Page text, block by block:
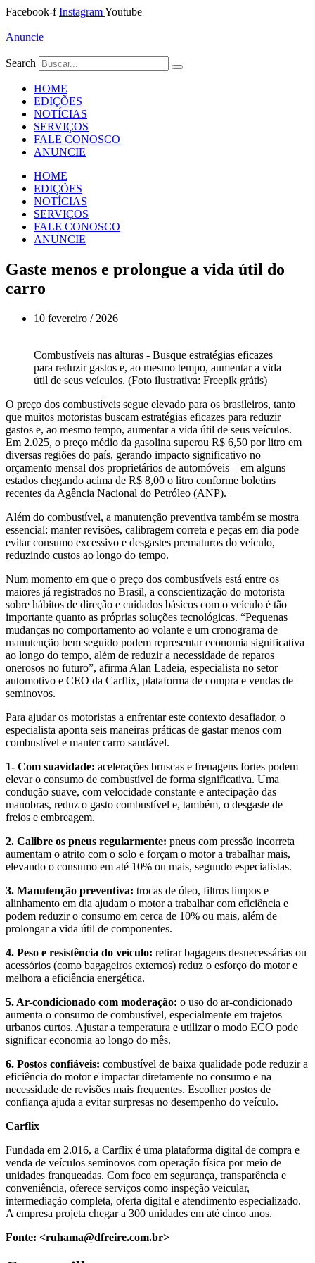
Ir
o
Facebook-f InstagramYoutube
Anuncie
Search
HOME
EDIÇÕES
NOTÍCIAS
SERVIÇOS
FALE CONOSCO
ANUNCIE
HOME
EDIÇÕES
NOTÍCIAS
SERVIÇOS
FALE CONOSCO
ANUNCIE
Gaste menos e prolongue a vida útil do
carro
10 fevereiro / 2026
Combustíveis nas alturas - Busque estratégias eficazes
para reduzir gastos e, ao mesmo tempo, aumentar a vida
útil de seus veículos. (Foto ilustrativa: Freepik grátis)
O preço dos combustíveis segue elevado para os brasileiros, tanto
que muitos motoristas buscam estratégias eficazes para reduzir
gastos e, ao mesmo tempo, aumentar a vida útil de seus veículos.
Em 2.025, o preço médio da gasolina superou R$ 6,50 por litro em
diversas regiões do país, gerando impacto significativo no
orçamento mensal dos proprietários de automóveis – em alguns
estados chegando acima de R$ 8,00 o litro conforme boletins
recentes da Agência Nacional do Petróleo (ANP).
Além do combustível, a manutenção preventiva também se mostra
essencial: manter revisões, calibragem correta e peças em dia pode
evitar consumo excessivo e desgastes prematuros do veículo,
reduzindo custos ao longo do tempo.
Num momento em que o preço dos combustíveis está entre os
maiores já registrados no Brasil, a conscientização do motorista
sobre hábitos de direção e cuidados básicos com o veículo é tão
importante quanto as próprias soluções tecnológicas. “Pequenas
mudanças no comportamento ao volante e um cronograma de
manutenção bem seguido podem representar economia significativa
ao longo do tempo, além de reduzir a necessidade de reparos
onerosos no futuro”, afirma Alan Ladeia, especialista no setor
automotivo e CEO da Carflix, plataforma de compra e vendas de
seminovos.
Para ajudar os motoristas a enfrentar este contexto desafiador, o
especialista aponta seis maneiras práticas de gastar menos com
combustível e manter carro saudável.
1- Com suavidade: acelerações bruscas e frenagens fortes podem
elevar o consumo de combustível de forma significativa. Uma
condução suave, com velocidade constante e antecipação das
manobras, reduz o gasto combustível e, também, o desgaste de
freios e embreagem.
2. Calibre os pneus regularmente: pneus com pressão incorreta
aumentam o atrito com o solo e forçam o motor a trabalhar mais,
elevando o consumo em até 10% ou mais, segundo especialistas.
3. Manutenção preventiva: trocas de óleo, filtros limpos e
alinhamento em dia ajudam o motor a trabalhar com eficiência e
podem reduzir o consumo em cerca de 10% ou mais, além de
prolongar a vida útil de componentes.
4. Peso e resistência do veículo: retirar bagagens desnecessárias ou
acessórios (como bagageiros externos) reduz o esforço do motor e
melhora a eficiência energética.
5. Ar-condicionado com moderação: o uso do ar-condicionado
aumenta o consumo de combustível, especialmente em trajetos
urbanos curtos. Ajustar a temperatura e utilizar o modo ECO pode
significar economia ao longo do mês.
6. Postos confiáveis: combustível de baixa qualidade pode reduzir a
eficiência do motor e impactar diretamente no consumo e na
necessidade de revisões mais frequentes. Escolher postos de
confiança ajuda a evitar surpresas no desempenho do veículo.
Carflix
Fundada em 2.016, a Carflix é uma plataforma digital de compra e
venda de veículos seminovos com operação física por meio de
unidades franqueadas. Com foco em segurança, transparência e
conveniência, oferece serviços como inspeção veicular,
intermediação completa, oferta digital e atendimento especializado.
A empresa projeta chegar a 300 unidades em até cinco anos.
Fonte: <ruhama@dfreire.com.br>